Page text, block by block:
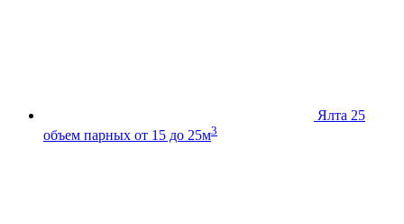
Ялта 25
объем парных от 15 до 25м3